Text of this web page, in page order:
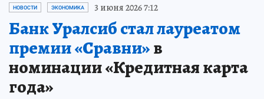
НОВОСТИ ЭКОНОМИКА 3 июня 2026 7:12
Банк Уралсиб стал лауреатом
премии «Сравни»в
номинации «Кредитная карта
года»